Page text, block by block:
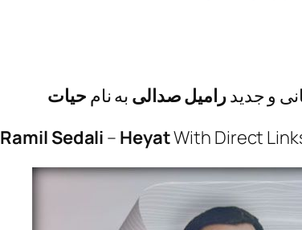
و جدیدرامیل صدالی به نام حیات
Ramil Sedali – HeyatWith Direct